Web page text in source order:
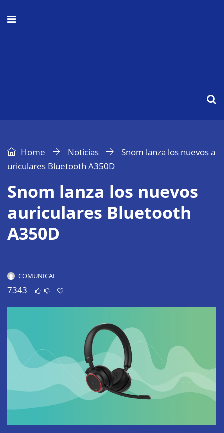
Home Noticias
Snom lanza los nuevos a
uriculares Bluetooth A350D
Snom lanza los nuevos
auriculares Bluetooth
A350D
COMUNICAE
7343